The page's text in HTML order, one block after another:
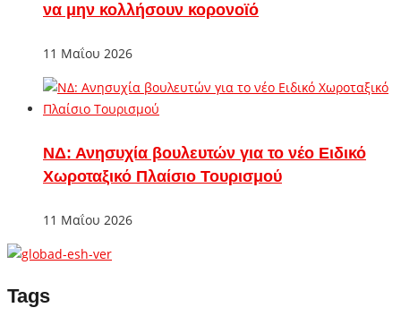
να μην κολλήσουν κορονοϊό
11 Μαΐου 2026
ΝΔ: Ανησυχία βουλευτών για το νέο Ειδικό
Χωροταξικό Πλαίσιο Τουρισμού
11 Μαΐου 2026
Tags